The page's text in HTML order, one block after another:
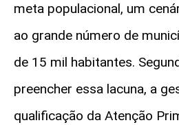
meta populacional, um
ao grande número de
de 15 mil habitantes.
preencher essa lacuna, a
qualificação da Atenção